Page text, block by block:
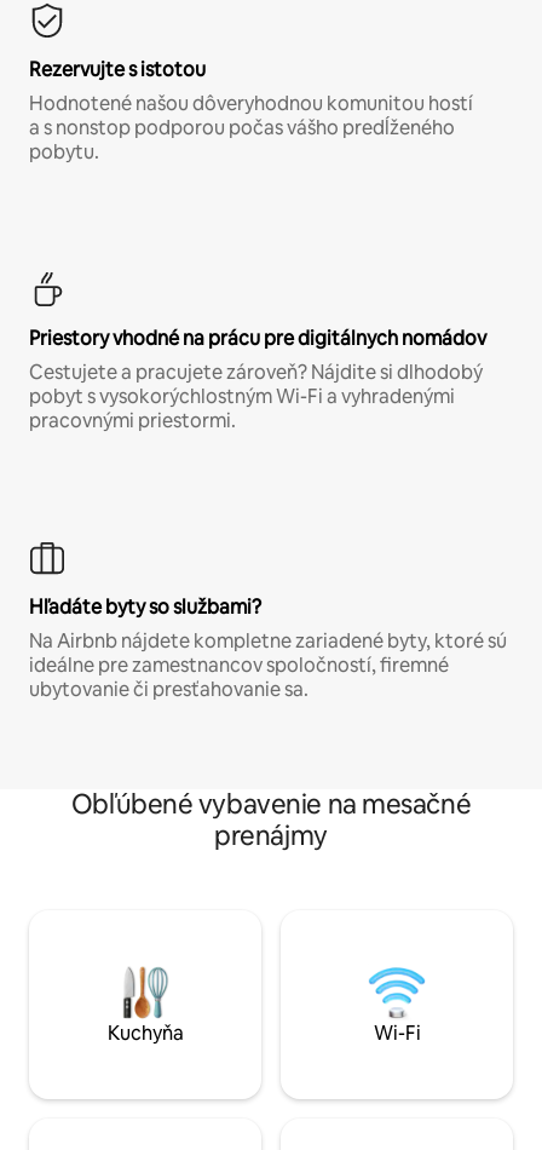
Rezervujte s istotou
Hodnotené našou dôveryhodnou komunitou hostí
a s nonstop podporou počas vášho predĺženého
pobytu.
Priestory vhodné na prácu pre digitálnych nomádov
Cestujete a pracujete zároveň? Nájdite si dlhodobý
pobyt s vysokorýchlostným Wi-Fi a vyhradenými
pracovnými priestormi.
Hľadáte byty so službami?
Na Airbnb nájdete kompletne zariadené byty, ktoré sú
ideálne pre zamestnancov spoločností, firemné
ubytovanie či presťahovanie sa.
Obľúbené vybavenie na mesačné
prenájmy
Kuchyňa Wi-Fi